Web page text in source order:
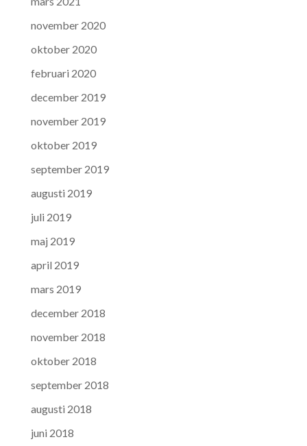
november 2020
oktober 2020
februari 2020
december 2019
november 2019
oktober 2019
september 2019
augusti 2019
juli 2019
maj 2019
april 2019
mars 2019
december 2018
november 2018
oktober 2018
september 2018
augusti 2018
juni 2018